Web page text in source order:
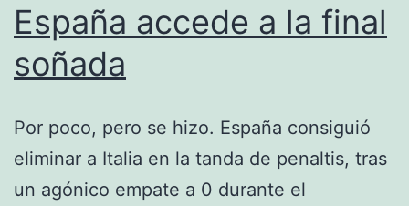
España accede a la final
soñada
Por poco, pero se hizo. España consiguió
eliminar a Italia en la tanda de penaltis, tras
un agónico empate a 0 durante el